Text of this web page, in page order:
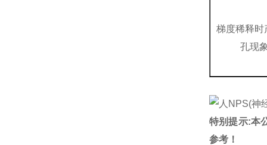
梯度稀释时
孔现
特别提示:本
参考！